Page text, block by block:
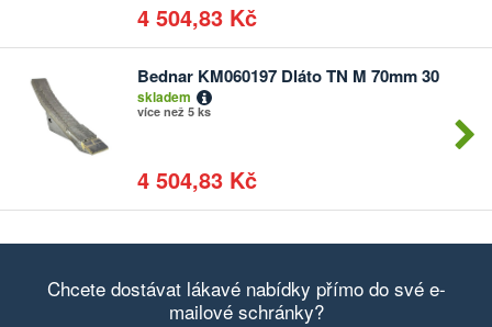
4 504,83 Kč
Bednar KM060197 Dláto TN M 70mm 30
skladem
více než 5 ks
4 504,83 Kč
Počet
kusů
Chcete dostávat lákavé nabídky přímo do své e-
mailové schránky?